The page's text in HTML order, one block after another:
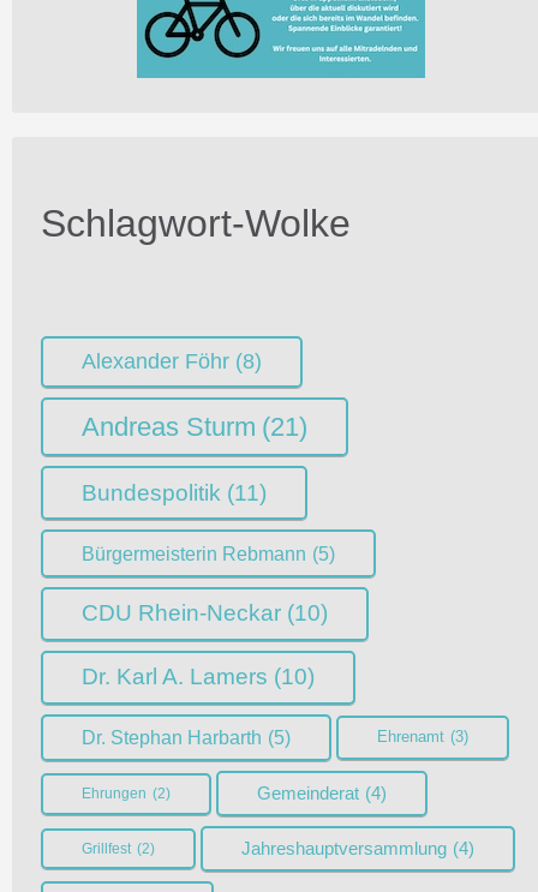
Schlagwort-Wolke
Alexander Föhr (8)
Andreas Sturm (21)
Bundespolitik (11)
Bürgermeisterin Rebmann (5)
CDU Rhein-Neckar (10)
Dr. Karl A. Lamers (10)
Dr. Stephan Harbarth (5) Ehrenamt (3)
Ehrungen (2) Gemeinderat (4)
Grillfest (2) Jahreshauptversammlung (4)